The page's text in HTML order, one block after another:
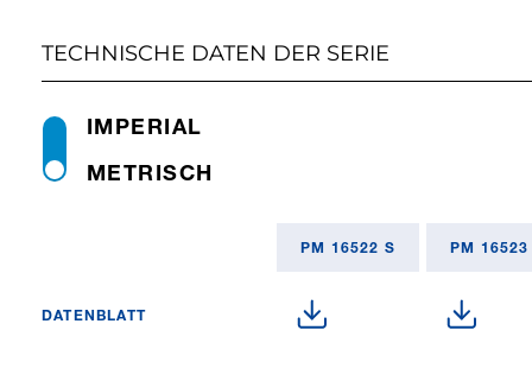
TECHNISCHE DATEN DER SERIE
METRISCH
IMPERIAL
PM 16522 S PM 16523
DATENBLATT